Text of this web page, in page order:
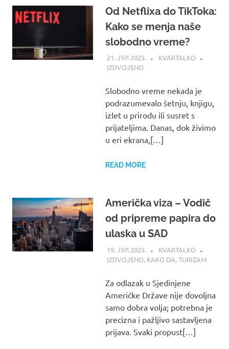
Od Netflixa do TikToka:
Kako se menja naše
slobodno vreme?
21. ЈУЛ 2025.
KVARTALKO
IZDVOJENO
Slobodno vreme nekada je
podrazumevalo šetnju, knjigu,
izlet u prirodu ili susret s
prijateljima. Danas, dok živimo
u eri ekrana,[…]
READ MORE
Američka viza – Vodič
od pripreme papira do
ulaska u SAD
19. ЈУЛ 2025.
KVARTALKO
IZDVOJENO, KAKO DA,TURIZAM
Za odlazak u Sjedinjene
Američke Države nije dovoljna
samo dobra volja; potrebna je
precizna i pažljivo sastavljena
prijava. Svaki propust[…]